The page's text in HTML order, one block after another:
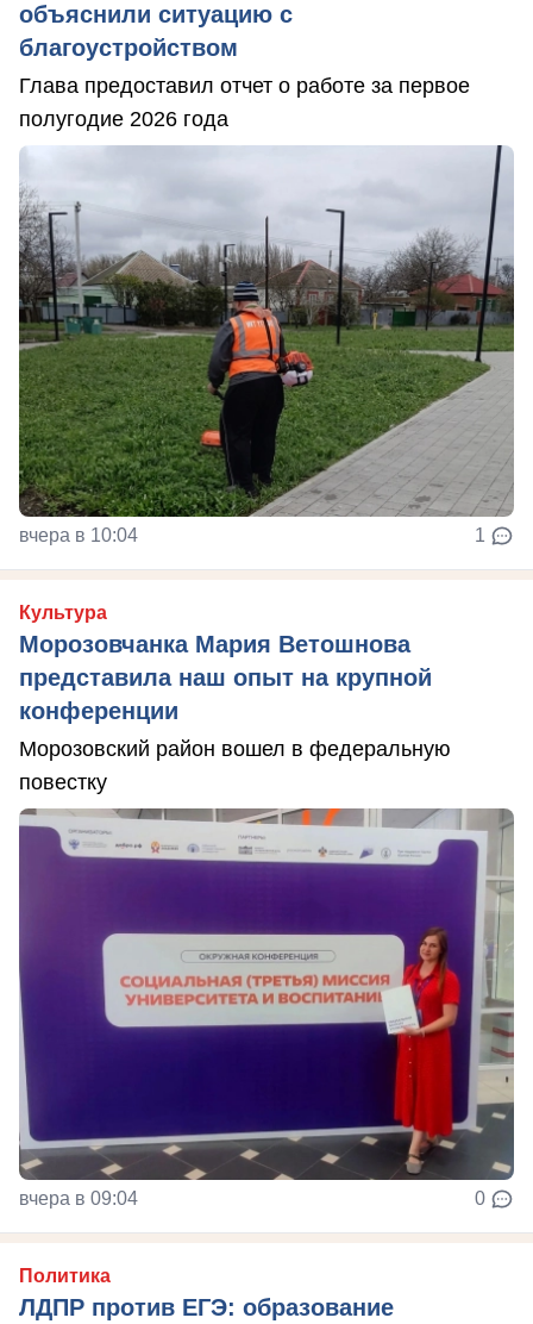
объяснили ситуацию с
благоустройством
Глава предоставил отчет о работе за первое
полугодие 2026 года
вчера в 10:04 1
Культура
Морозовчанка Мария Ветошнова
представила наш опыт на крупной
конференции
Морозовский район вошел в федеральную
повестку
вчера в 09:04 0
Политика
ЛДПР против ЕГЭ: образование